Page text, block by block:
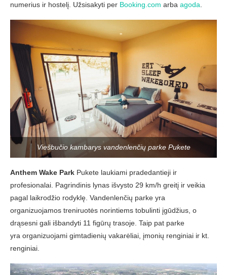
numerius ir hostelį. Užsisakyti per Booking.com arba agoda.
Viešbučio kambarys vandenlenčių parke Pukete
Anthem Wake Park Pukete laukiami pradedantieji ir
profesionalai. Pagrindinis lynas išvysto 29 km/h greitį ir veikia
pagal laikrodžio rodyklę. Vandenlenčių parke yra
organizuojamos treniruotės norintiems tobulinti įgūdžius, o
drąsesni gali išbandyti 11 figūrų trasoje. Taip pat parke
yra organizuojami gimtadienių vakarėliai, įmonių renginiai ir kt.
renginiai.